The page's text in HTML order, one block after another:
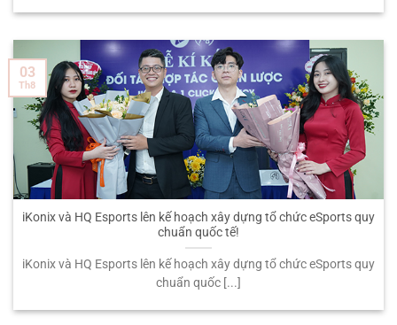
iKonix và HQ Esports lên kế hoạch xây dựng tổ chức eSports quy
chuẩn quốc tế!
iKonix và HQ Esports lên kế hoạch xây dựng tổ chức eSports quy
chuẩn quốc [...]
03
Th8